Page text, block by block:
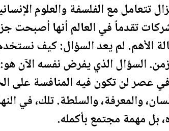
تتعامل مع الفلسفة والعلوم
تقدماً في العالم أنها أصبحت
الأهم. لم يعد السؤال: كيف
السؤال الذي يفرض نفسه الآن
لن تكون فيه المنافسة على
والمعرفة، والسلطة. تلك، في
بل مهمة مجتمع بأكمله.